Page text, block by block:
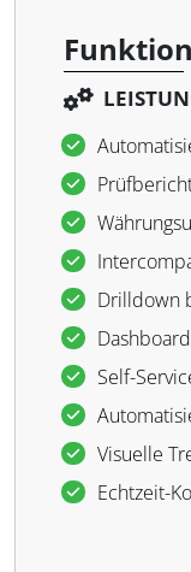
Drilldown
Self-
Visuelle
Echtzeit-